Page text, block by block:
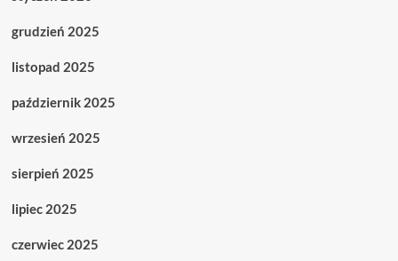
grudzień 2025
listopad 2025
październik 2025
wrzesień 2025
sierpień 2025
lipiec 2025
czerwiec 2025